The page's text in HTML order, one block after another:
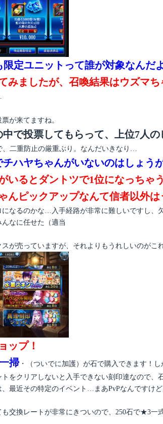
限定ユニットって誰が対象なんだ
みましたが、召喚結果はウズマち
が来てますね。
で投票してもらって、上位7人
二重防止の厳重ぶり。なんだいきなり…
ハヤちゃんがいないのはしょう
いるとダントツで1位になっちゃ
んピックアップなんて信者以外は
なるのかな…入手経路が非常に難しいですし、
なに任せた（適当
が売っていますが、それよりもうれしいのがこ
ップ！
掃・（ついでに加護）が石で購入できます！
をクリアしないと入手できない刻印達なので、
最近その特定のイベント…まあPvPなんですけ
交換レートが非常にきついので、250石で★3一